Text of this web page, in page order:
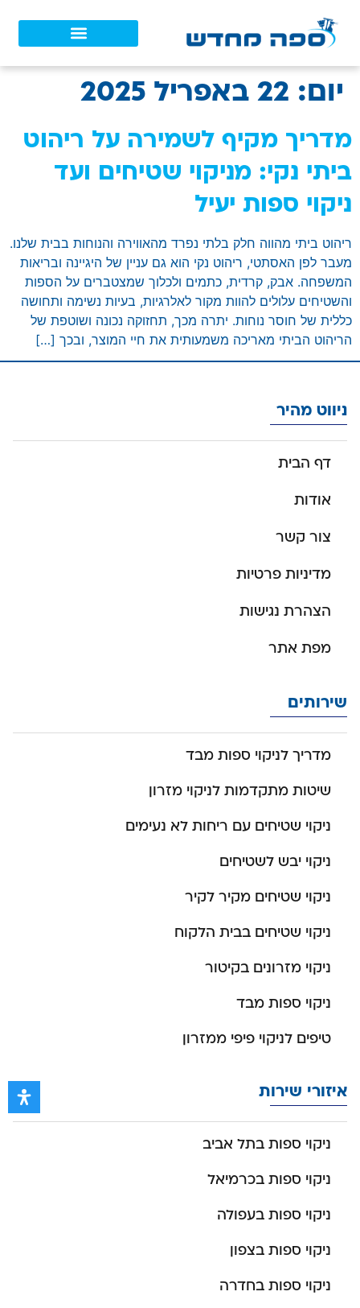
יום: 22 באפריל 2025
מדריך מקיף לשמירה על ריהוט
ביתי נקי: מניקוי שטיחים ועד
ניקוי ספות יעיל
ריהוט ביתי מהווה חלק בלתי נפרד מהאווירה והנוחות בבית שלנו.
מעבר לפן האסתטי, ריהוט נקי הוא גם עניין של היגיינה ובריאות
המשפחה. אבק, קרדית, כתמים ולכלוך שמצטברים על הספות
והשטיחים עלולים להוות מקור לאלרגיות, בעיות נשימה ותחושה
כללית של חוסר נוחות. יתרה מכך, תחזוקה נכונה ושוטפת של
הריהוט הביתי מאריכה משמעותית את חיי המוצר, ובכך […]
ניווט מהיר
דף הבית
אודות
צור קשר
מדיניות פרטיות
הצהרת נגישות
מפת אתר
שירותים
מדריך לניקוי ספות מבד
שיטות מתקדמות לניקוי מזרון
ניקוי שטיחים עם ריחות לא נעימים
ניקוי יבש לשטיחים
ניקוי שטיחים מקיר לקיר
ניקוי שטיחים בבית הלקוח
ניקוי מזרונים בקיטור
ניקוי ספות מבד
טיפים לניקוי פיפי ממזרון
איזורי שירות
ניקוי ספות בתל אביב
ניקוי ספות בכרמיאל
ניקוי ספות בעפולה
ניקוי ספות בצפון
ניקוי ספות בחדרה